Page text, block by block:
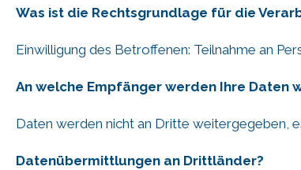
Was ist die Rechtsgrundlage für die
Einwilligung des Betroffenen: Teilnahme an
An welche Empfänger werden Ihre Daten
Daten werden nicht an Dritte weitergegeben,
Datenübermittlungen an Drittländer?